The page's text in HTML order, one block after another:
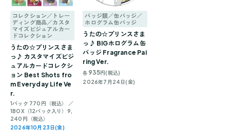
コレクション／トレー
ディング商品／カスタ
マイズビジュアルカー
ドコレクション
うたの☆プリンスさま
っ♪ カスタマイズビジ
ュアルカードコレクシ
ョン Best Shots fro
m Everyday Life Ve
r.
1パック 770円（税込） ／
1BOX（12パック入り）9,
240円（税込）
2026年10月23日(金)
バッジ類／缶バッジ／
ホログラム缶バッジ
うたの☆プリンスさま
っ♪ BIGホログラム缶
バッジ Fragrance Pai
ring Ver.
各 935円(税込)
2026年7月24日(金)